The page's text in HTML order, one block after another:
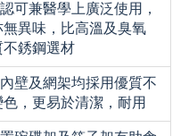
可兼醫學上廣泛使用，
異味，比高溫及臭氧
銹鋼選材
壁及網架均採用優質不
，更易於清潔，耐用